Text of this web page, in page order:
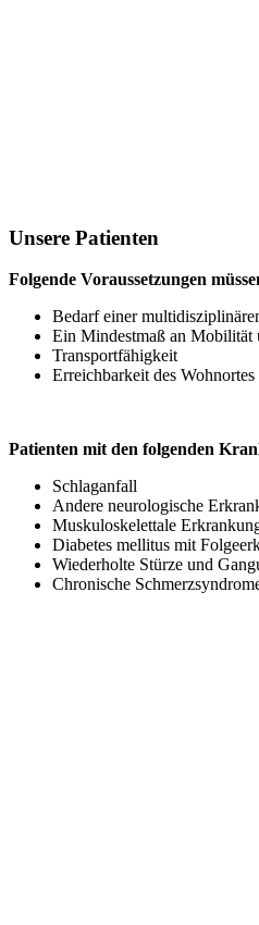
Unsere Patienten
Folgende Voraussetzungen
Bedarf einer
Ein Mindestmaß an Mobilität
Transportfähigkeit
Erreichbarkeit des
Patienten mit den folgenden
Schlaganfall
Andere neurologische
Muskuloskelettale
Diabetes mellitus mit
Wiederholte Stürze und
Chronische